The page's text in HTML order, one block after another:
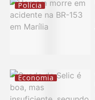
Polícia
Economia